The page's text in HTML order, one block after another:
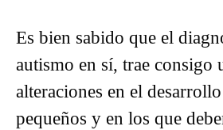
Es bien sabido que el
autismo en sí, trae consigo
alteraciones en el
pequeños y en los que